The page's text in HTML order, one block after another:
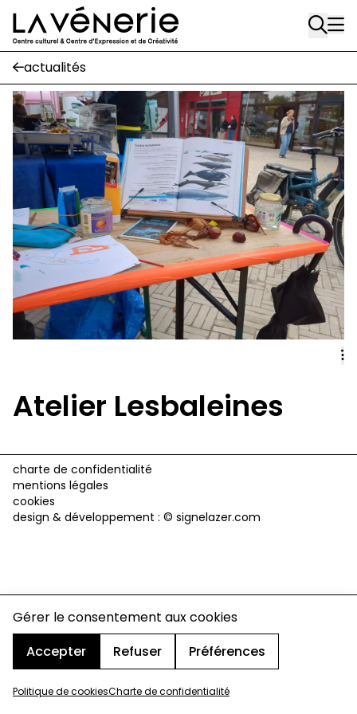
Gérer le consentement aux cookies
Accepter
Refuser Préférences
Politique de cookiesCharte de confidentialité
Aller au contenu principal
Rue Gratès, 3
1170 Watermael-Boitsfort
02 663 85 50
Écuries
Place Gilson, 3
1170 Watermael-Boitsfort
02 663 85 50
suivez-nous
Journal Vénerie- version papier
Newsletter
A
actualités
Atelier Lesbaleines
charte de confidentialité
mentions légales
cookies
design & développement : © signelazer.com